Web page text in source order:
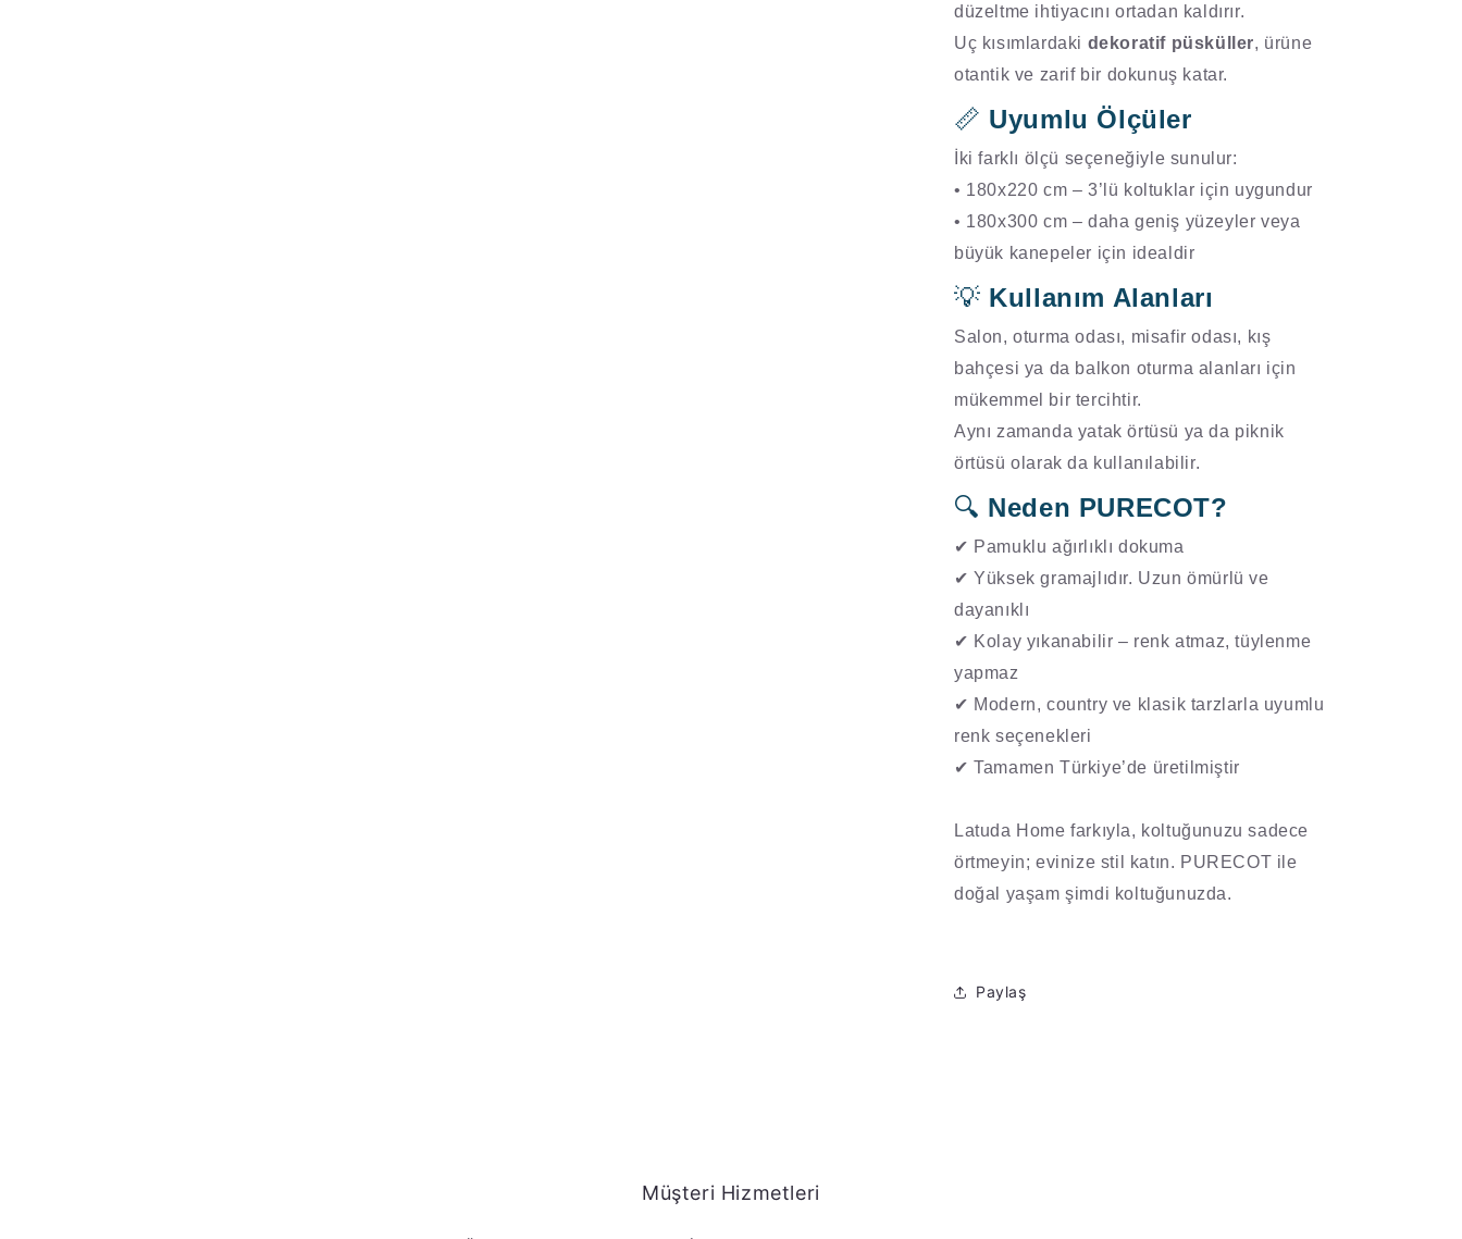
düzeltme ihtiyacını ortadan kaldırır.
Uç kısımlardaki dekoratif püsküller, ürüne
otantik ve zarif bir dokunuş katar.
📏 Uyumlu Ölçüler
İki farklı ölçü seçeneğiyle sunulur:
• 180x220 cm – 3’lü koltuklar için uygundur
• 180x300 cm – daha geniş yüzeyler veya
büyük kanepeler için idealdir
💡 Kullanım Alanları
Salon, oturma odası, misafir odası, kış
bahçesi ya da balkon oturma alanları için
mükemmel bir tercihtir.
Aynı zamanda yatak örtüsü ya da piknik
örtüsü olarak da kullanılabilir.
🔍 Neden PURECOT?
✔ Pamuklu ağırlıklı dokuma
✔ Yüksek gramajlıdır. Uzun ömürlü ve
dayanıklı
✔ Kolay yıkanabilir – renk atmaz, tüylenme
yapmaz
✔ Modern, country ve klasik tarzlarla uyumlu
renk seçenekleri
✔ Tamamen Türkiye’de üretilmiştir
Latuda Home farkıyla, koltuğunuzu sadece
örtmeyin; evinize stil katın. PURECOT ile
doğal yaşam şimdi koltuğunuzda.
Paylaş
Müşteri Hizmetleri